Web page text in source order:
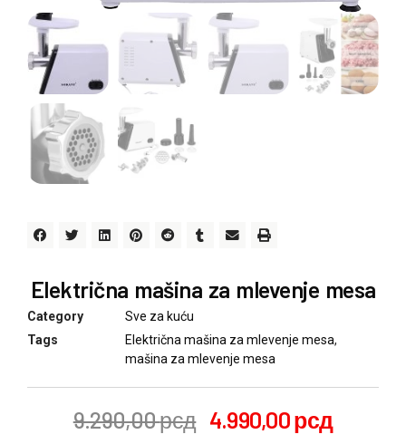
Električna mašina za mlevenje mesa
Category
Sve za kuću
Tags
Električna mašina za mlevenje mesa,
mašina za mlevenje mesa
9.290,00рсд 4.990,00рсд